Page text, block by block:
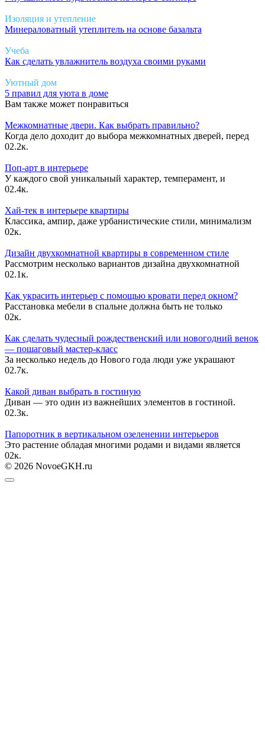
Изоляция и утепление
Минераловатный утеплитель на основе базальта
Учеба
Как сделать увлажнитель воздуха своими руками
Уютный дом
5 правил для уюта в доме
Вам также может понравиться
Межкомнатные двери. Как выбрать правильно?
Когда дело доходит до выбора межкомнатных дверей, перед
02.2к.
Поп-арт в интерьере
У каждого свой уникальный характер, темперамент, и
02.4к.
Хай-тек в интерьере квартиры
Классика, ампир, даже урбанистические стили, минимализм
02к.
Дизайн двухкомнатной квартиры в современном стиле
Рассмотрим несколько вариантов дизайна двухкомнатной
02.1к.
Как украсить интерьер с помощью кровати перед окном?
Расстановка мебели в спальне должна быть не только
02к.
Как сделать чудесный рождественский или новогодний венок
— пошаговый мастер-класс
За несколько недель до Нового года люди уже украшают
02.7к.
Какой диван выбрать в гостиную
Диван — это один из важнейших элементов в гостиной.
02.3к.
Папоротник в вертикальном озеленении интерьеров
Это растение обладая многими родами и видами является
02к.
© 2026 NovoeGKH.ru